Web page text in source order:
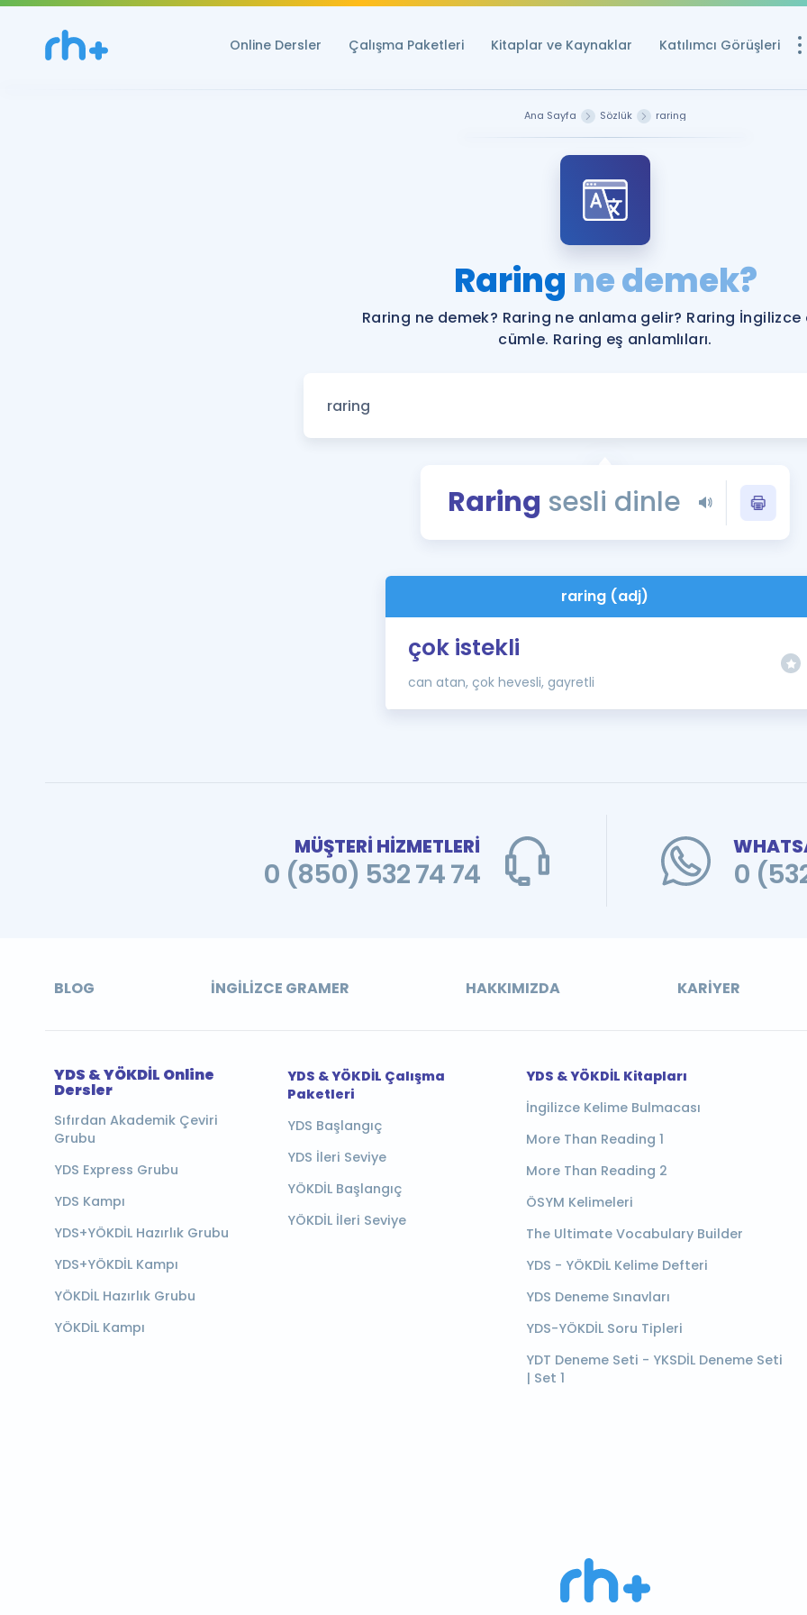
Online Dersler Çalışma Paketleri Kitaplar ve Kaynaklar Katılımcı Görüşleri
YDS ve YÖKDİL
Rehberlik Aracı
YDS ve YÖKDİL'e
Tüm ÖSYM
YDS - YÖKDİL
İngilizce Gramer
Ana Sayfa Sözlük raring
Raring ne demek?
Raring ne demek? Raring ne anlama gelir? Raring İngilizce
cümle. Raring eş anlamlıları.
Raring sesli dinle
raring (adj)
çok istekli
can atan, çok hevesli, gayretli
MÜŞTERİ HİZMETLERİ
0 (850) 532 74 74 0
BLOG İNGILIZCE GRAMER HAKKIMIZDA KARIYER
YDS & YÖKDİL Online
Dersler
Sıfırdan Akademik Çeviri
Grubu
YDS Express Grubu
YDS Kampı
YDS+YÖKDİL Hazırlık Grubu
YDS+YÖKDİL Kampı
YÖKDİL Hazırlık Grubu
YÖKDİL Kampı
YDS & YÖKDİL Çalışma
Paketleri
YDS Başlangıç
YDS İleri Seviye
YÖKDİL Başlangıç
YÖKDİL İleri Seviye
YDS & YÖKDİL Kitapları
İngilizce Kelime Bulmacası
More Than Reading 1
More Than Reading 2
ÖSYM Kelimeleri
The Ultimate Vocabulary Builder
YDS - YÖKDİL Kelime Defteri
YDS Deneme Sınavları
YDS-YÖKDİL Soru Tipleri
YDT Deneme Seti - YKSDİL Deneme Seti
| Set 1